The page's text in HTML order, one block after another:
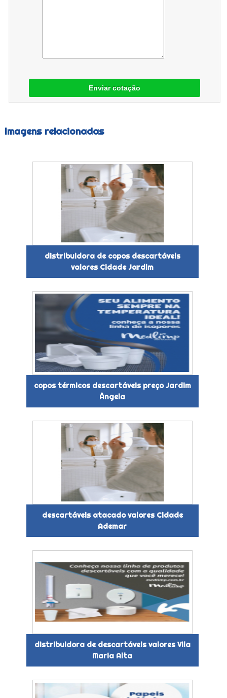
Enviar cotação
Imagens relacionadas
distribuidora de copos descartáveis
valores Cidade Jardim
copos térmicos descartáveis preço Jardim
Ângela
descartáveis atacado valores Cidade
Ademar
distribuidora de descartáveis valores Vila
Maria Alta